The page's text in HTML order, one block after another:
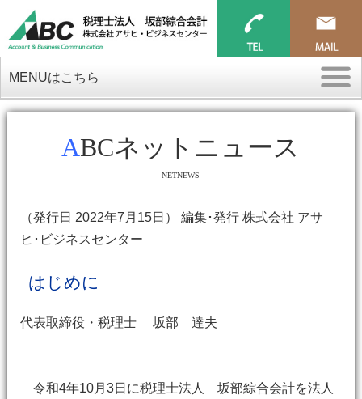
MENUはこちら
ABCネットニュース
NETNEWS
（発行日 2022年7月15日） 編集･発行 株式会社 アサ
ヒ･ビジネスセンター
はじめに
代表取締役・税理士 坂部 達夫
令和4年10月3日に税理士法人 坂部綜合会計を法人